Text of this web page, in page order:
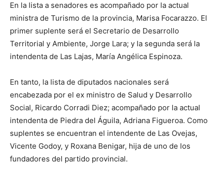
En la lista a senadores es acompañado por la actual
ministra de Turismo de la provincia, Marisa Focarazzo. El
primer suplente será el Secretario de Desarrollo
Territorial y Ambiente, Jorge Lara; y la segunda será la
intendenta de Las Lajas, María Angélica Espinoza.
En tanto, la lista de diputados nacionales será
encabezada por el ex ministro de Salud y Desarrollo
Social, Ricardo Corradi Diez; acompañado por la actual
intendenta de Piedra del Águila, Adriana Figueroa. Como
suplentes se encuentran el intendente de Las Ovejas,
Vicente Godoy, y Roxana Benigar, hija de uno de los
fundadores del partido provincial.